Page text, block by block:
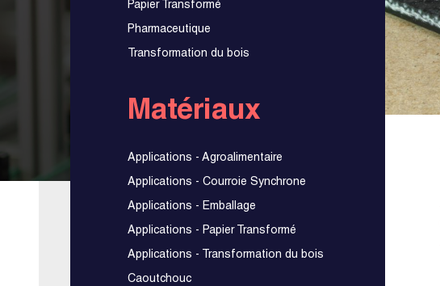
Papier Transformé
Pharmaceutique
Transformation du bois
Matériaux
Applications - Agroalimentaire
Applications - Courroie Synchrone
Applications - Emballage
Applications - Papier Transformé
Applications - Transformation du bois
Caoutchouc